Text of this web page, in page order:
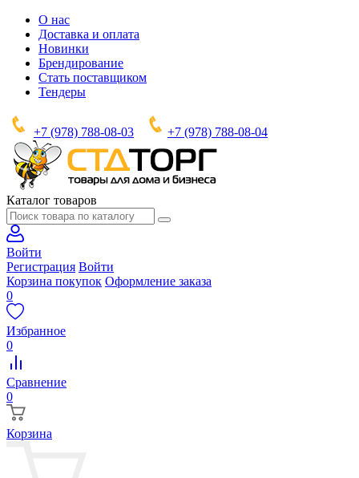
О нас
Доставка и оплата
Новинки
Брендирование
Стать поставщиком
Тендеры
+7 (978) 788-08-03 +7 (978) 788-08-04
Каталог товаров
Войти
Регистрация Войти
Корзина покупок Оформление заказа
0
Избранное
0
Сравнение
0
Корзина